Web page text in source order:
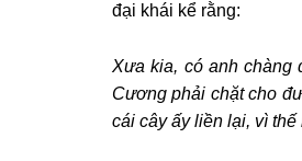
đại khái kể rằng:
Xưa kia, có anh chàng
Cương phải chặt cho
cái cây ấy liền lại, vì